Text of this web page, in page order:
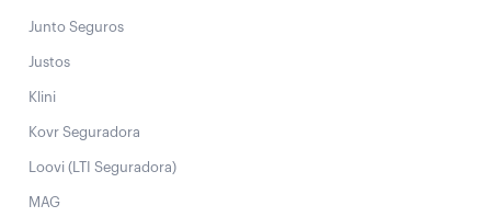
Junto Seguros
Justos
Klini
Kovr Seguradora
Loovi (LTI Seguradora)
MAG